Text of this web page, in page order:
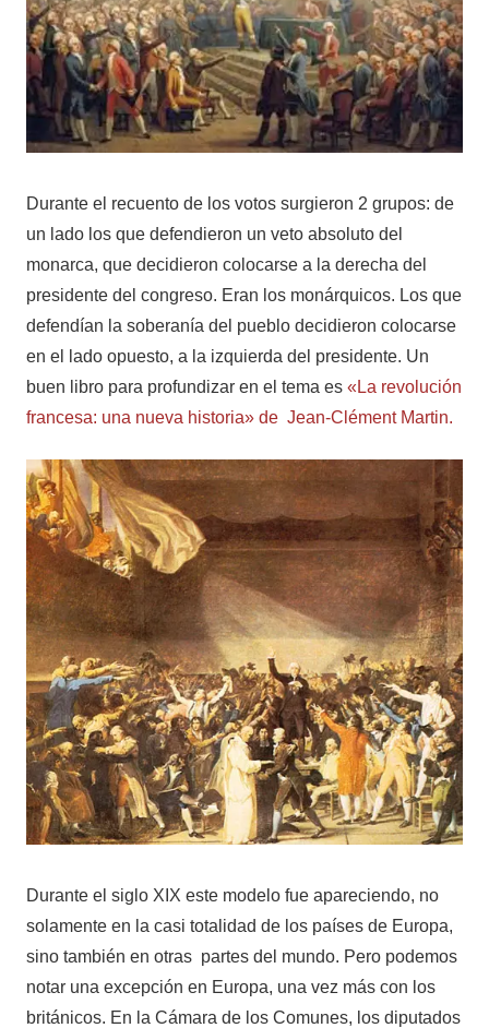
Durante el recuento de los votos surgieron 2 grupos: de
un lado los que defendieron un veto absoluto del
monarca, que decidieron colocarse a la derecha del
presidente del congreso. Eran los monárquicos. Los que
defendían la soberanía del pueblo decidieron colocarse
en el lado opuesto, a la izquierda del presidente. Un
buen libro para profundizar en el tema es «La revolución
francesa: una nueva historia» de Jean-Clément Martin.
Durante el siglo XIX este modelo fue apareciendo, no
solamente en la casi totalidad de los países de Europa,
sino también en otras partes del mundo. Pero podemos
notar una excepción en Europa, una vez más con los
británicos. En la Cámara de los Comunes, los diputados